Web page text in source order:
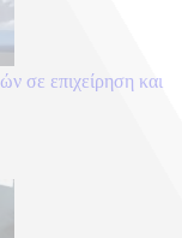
σε επιχείρηση και